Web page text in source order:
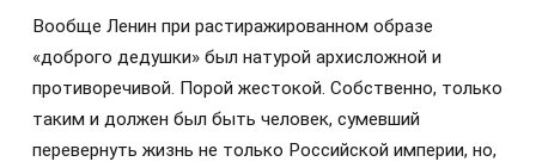
Вообще Ленин при растиражированном образе
«доброго дедушки» был натурой архисложной и
противоречивой. Порой жестокой. Собственно, только
таким и должен был быть человек, сумевший
перевернуть жизнь не только Российской империи, но,